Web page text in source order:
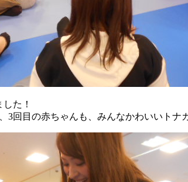
た！
3回目の赤ちゃんも、みんなかわいいトナ